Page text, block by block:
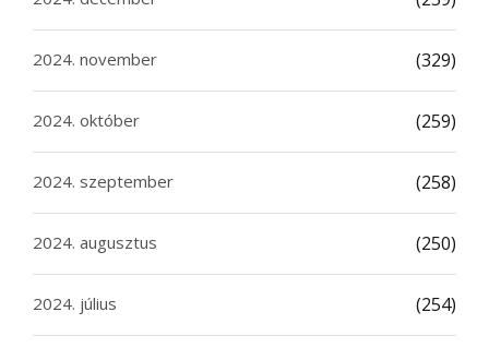
2024. november (329)
2024. október (259)
2024. szeptember (258)
2024. augusztus (250)
2024. július (254)